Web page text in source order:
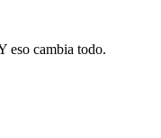
eso cambia todo.